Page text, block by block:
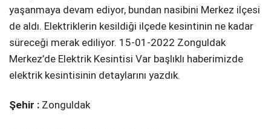
yaşanmaya devam ediyor, bundan nasibini Merkez ilçesi
de aldı. Elektriklerin kesildiği ilçede kesintinin ne kadar
süreceği merak ediliyor. 15-01-2022 Zonguldak
Merkez’de Elektrik Kesintisi Var başlıklı haberimizde
elektrik kesintisinin detaylarını yazdık.
Şehir : Zonguldak